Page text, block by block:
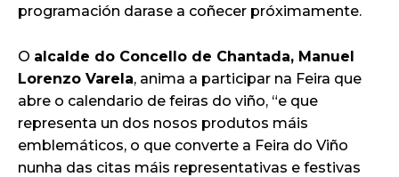
programación darase a coñecer próximamente.
O alcalde do Concello de Chantada, Manuel
Lorenzo Varela, anima a participar na Feira que
abre o calendario de feiras do viño, “e que
representa un dos nosos produtos máis
emblemáticos, o que converte a Feira do Viño
nunha das citas máis representativas e festivas